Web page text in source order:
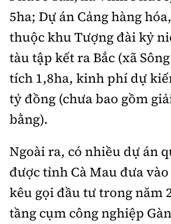
5ha; Dự án Cảng hàng
thuộc khu Tượng đài kỷ
tàu tập kết ra Bắc (xã
tích 1,8ha, kinh phí dự
tỷ đồng (chưa bao gồm
bằng).
Ngoài ra, có nhiều dự án
được tỉnh Cà Mau đưa
kêu gọi đầu tư trong năm
tầng cụm công nghiệp